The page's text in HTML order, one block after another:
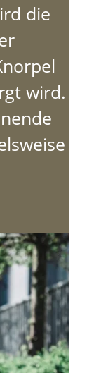
die
wird.